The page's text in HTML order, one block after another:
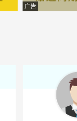
广告